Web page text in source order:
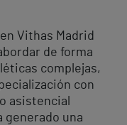
Vithas Madrid
de forma
complejas,
con
asistencial
generado una